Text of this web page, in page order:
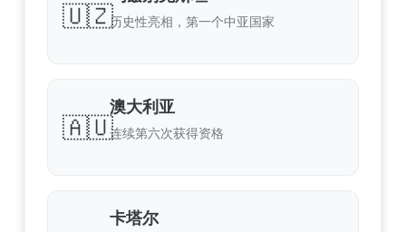
🇺🇿历史性亮相，第一个中亚国家
🇦🇺
澳大利亚
连续第六次获得资格
卡塔尔